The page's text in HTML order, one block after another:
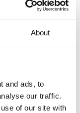
About
and ads, to
our traffic.
of our site with
Sie Tischtennis
Erdgeschoss
mit direktem
oder getrennt
1
befindet
Wunsch